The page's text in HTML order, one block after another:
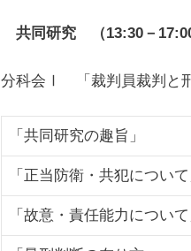
共同研究 （13:30－17:00
分科会Ⅰ 「裁判員裁判と
「共同研究の趣旨」
「正当防衛・共犯について
「故意・責任能力について